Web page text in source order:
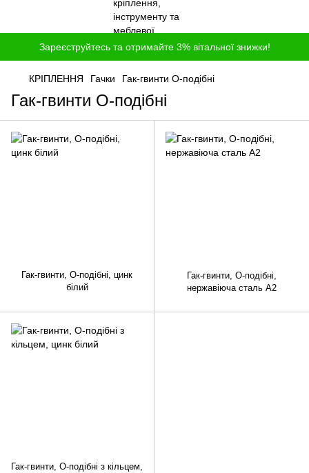
Зареєструйтесь та отримайте 3% вітальної знижки!
КРІПЛЕННЯ Гачки Гак-гвинти O-подібні
Гак-гвинти O-подібні
Гак-гвинти, O-подібні, цинк
білий
Гак-гвинти, O-подібні,
нержавіюча сталь A2
Гак-гвинти, O-подібні з кільцем,